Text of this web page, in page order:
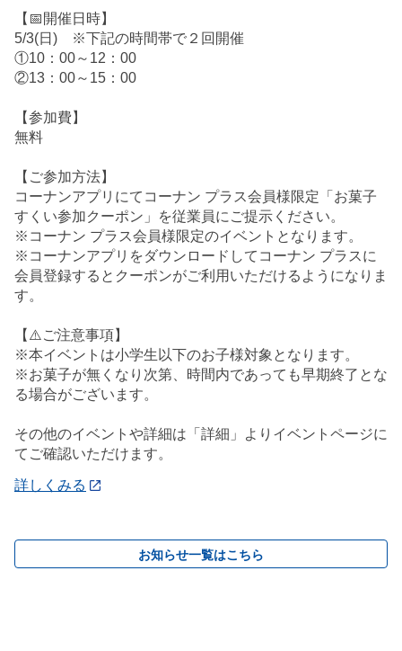
【📅開催日時】
5/3(日) ※下記の時間帯で２回開催
①10：00～12：00
②13：00～15：00
【参加費】
無料
【ご参加方法】
コーナンアプリにてコーナン プラス会員様限定「お菓子
すくい参加クーポン」を従業員にご提示ください。
※コーナン プラス会員様限定のイベントとなります。
※コーナンアプリをダウンロードしてコーナン プラスに
会員登録するとクーポンがご利用いただけるようになりま
す。
【⚠️ご注意事項】
※本イベントは小学生以下のお子様対象となります。
※お菓子が無くなり次第、時間内であっても早期終了とな
る場合がございます。
その他のイベントや詳細は「詳細」よりイベントページに
てご確認いただけます。
詳しくみる
お知らせ一覧はこちら